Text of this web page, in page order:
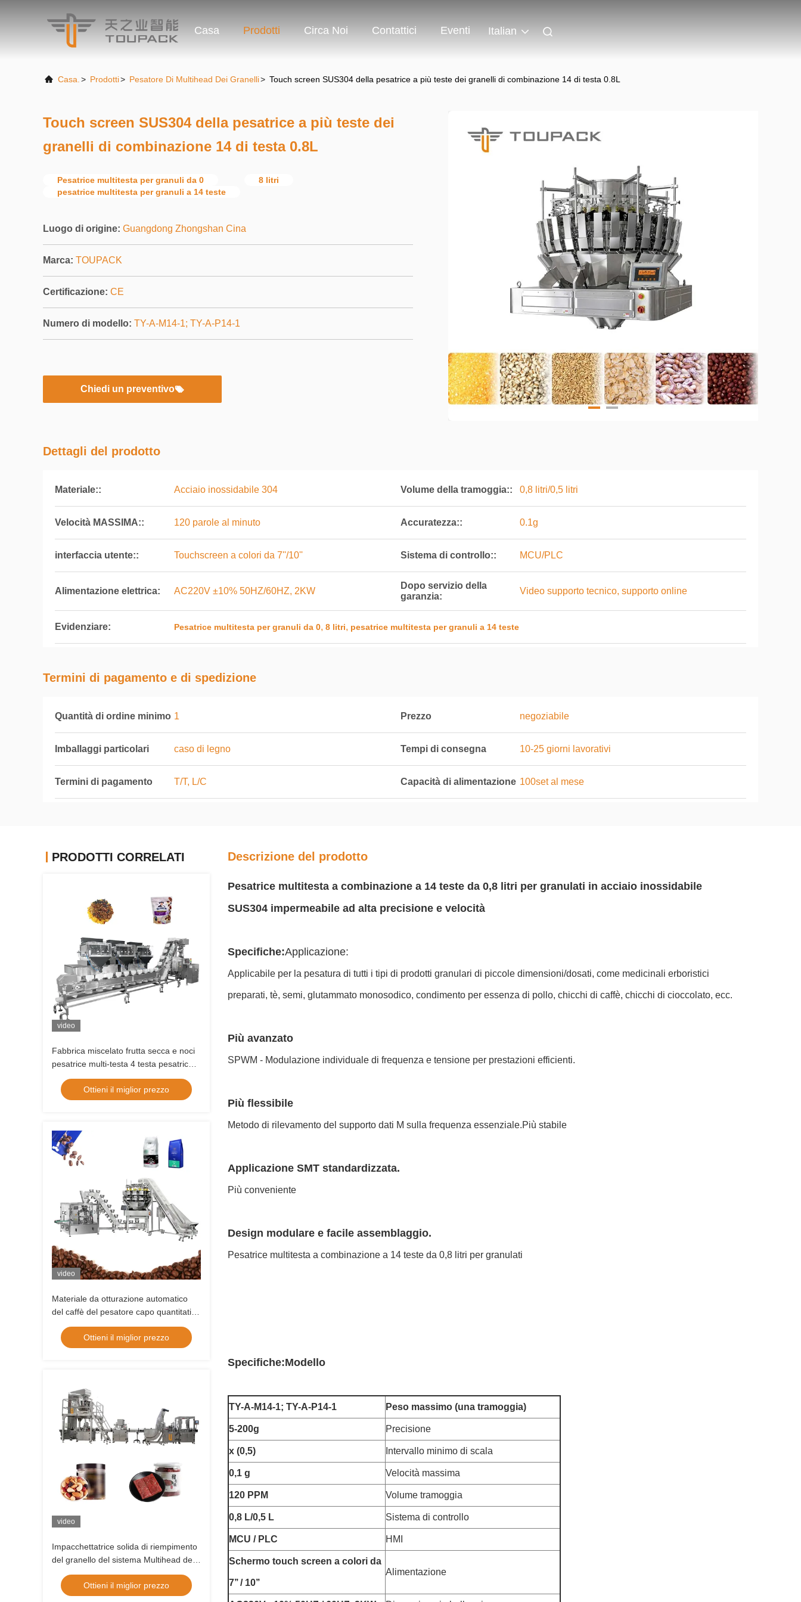
Casa Prodotti Circa Noi Contattici Eventi Italian
Casa. > Prodotti> Pesatore Di Multihead Dei Granelli> Touch screen SUS304 della pesatrice a più teste dei granelli di combinazione 14 di testa 0.8L
Touch screen SUS304 della pesatrice a più teste dei
granelli di combinazione 14 di testa 0.8L
Pesatrice multitesta per granuli da 0
8 litri
pesatrice multitesta per granuli a 14 teste
Luogo di origine: Guangdong Zhongshan Cina
Marca: TOUPACK
Certificazione: CE
Numero di modello: TY-A-M14-1; TY-A-P14-1
Chiedi un preventivo
Dettagli del prodotto
Materiale:: Acciaio inossidabile 304 Volume della tramoggia:: 0,8 litri/0,5 litri
Velocità MASSIMA:: 120 parole al minuto Accuratezza:: 0.1g
interfaccia utente:: Touchscreen a colori da 7''/10'' Sistema di controllo:: MCU/PLC
Alimentazione elettrica: AC220V ±10% 50HZ/60HZ, 2KW
Dopo servizio della
garanzia:
Video supporto tecnico, supporto online
Evidenziare: Pesatrice multitesta per granuli da 0, 8 litri, pesatrice multitesta per granuli a 14 teste
Termini di pagamento e di spedizione
Quantità di ordine minimo 1 Prezzo negoziabile
Imballaggi particolari caso di legno Tempi di consegna 10-25 giorni lavorativi
Termini di pagamento T/T, L/C Capacità di alimentazione 100set al mese
PRODOTTI CORRELATI
video
Fabbrica miscelato frutta secca e noci
pesatrice multi-testa 4 testa pesatrice
lineare Vffs confezionatore di sacchetti
a cerniera confezionatore di sacchetti
Ottieni il miglior prezzo
video
Materiale da otturazione automatico
del caffè del pesatore capo quantitativo
di Bean Bag Packing Machine With 14
MultiheadOttieni il miglior prezzo
video
Impacchettatrice solida di riempimento
del granello del sistema Multihead del
pesatore automatico dell'OEM
Ottieni il miglior prezzo
Descrizione del prodotto
Pesatrice multitesta a combinazione a 14 teste da 0,8 litri per granulati in acciaio inossidabile
SUS304 impermeabile ad alta precisione e velocità
Specifiche:Applicazione:
Applicabile per la pesatura di tutti i tipi di prodotti granulari di piccole dimensioni/dosati, come medicinali erboristici
preparati, tè, semi, glutammato monosodico, condimento per essenza di pollo, chicchi di caffè, chicchi di cioccolato, ecc.
Più avanzato
SPWM - Modulazione individuale di frequenza e tensione per prestazioni efficienti.
Più flessibile
Metodo di rilevamento del supporto dati M sulla frequenza essenziale.Più stabile
Applicazione SMT standardizzata.
Più conveniente
Design modulare e facile assemblaggio.
Pesatrice multitesta a combinazione a 14 teste da 0,8 litri per granulati
Specifiche:Modello
TY-A-M14-1; TY-A-P14-1 Peso massimo (una tramoggia)
5-200g Precisione
x (0,5) Intervallo minimo di scala
0,1 g Velocità massima
120 PPM Volume tramoggia
0,8 L/0,5 L Sistema di controllo
MCU / PLC HMI
Schermo touch screen a colori da
7’’ / 10’’
Alimentazione